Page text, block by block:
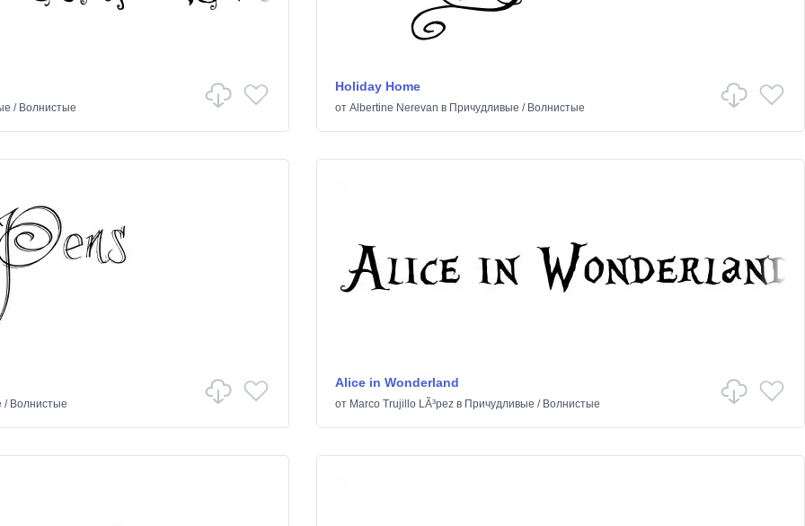
/ Волнистые
Holiday Home
от Albertine Nerevan в Причудливые / Волнистые
/ Волнистые
Alice in Wonderland
от Marco Trujillo LÃ³pezв Причудливые / Волнистые